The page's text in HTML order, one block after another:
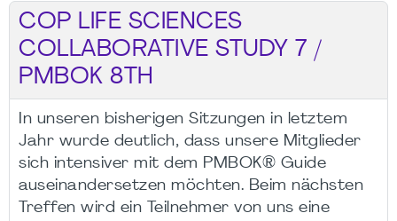
COP LIFE SCIENCES
COLLABORATIVE STUDY 7 /
PMBOK 8TH
In unseren bisherigen Sitzungen in letztem
Jahr wurde deutlich, dass unsere Mitglieder
sich intensiver mit dem PMBOK® Guide
auseinandersetzen möchten. Beim nächsten
Treffen wird ein Teilnehmer von uns eine